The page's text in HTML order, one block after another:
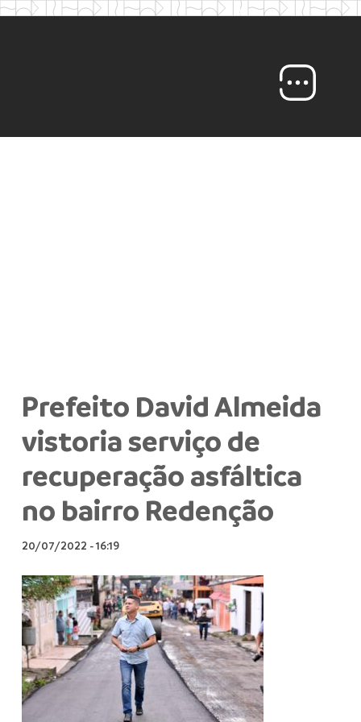
Prefeito David Almeida
vistoria serviço de
recuperação asfáltica
no bairro Redenção
20/07/2022 -16:19